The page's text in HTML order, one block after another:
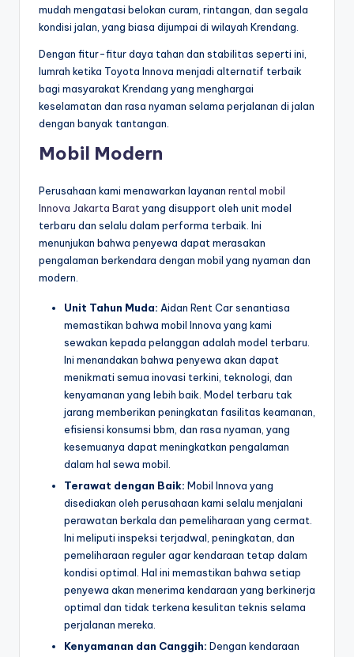
mudah mengatasi belokan curam, rintangan, dan segala
kondisi jalan, yang biasa dijumpai di wilayah Krendang.
Dengan fitur-fitur daya tahan dan stabilitas seperti ini,
lumrah ketika Toyota Innova menjadi alternatif terbaik
bagi masyarakat Krendang yang menghargai
keselamatan dan rasa nyaman selama perjalanan di jalan
dengan banyak tantangan.
Mobil Modern
Perusahaan kami menawarkan layanan rental mobil
Innova Jakarta Baratyang disupport oleh unit model
terbaru dan selalu dalam performa terbaik. Ini
menunjukan bahwa penyewa dapat merasakan
pengalaman berkendara dengan mobil yang nyaman dan
modern.
Unit Tahun Muda: Aidan Rent Car senantiasa
memastikan bahwa mobil Innova yang kami
sewakan kepada pelanggan adalah model terbaru.
Ini menandakan bahwa penyewa akan dapat
menikmati semua inovasi terkini, teknologi, dan
kenyamanan yang lebih baik. Model terbaru tak
jarang memberikan peningkatan fasilitas keamanan,
efisiensi konsumsi bbm, dan rasa nyaman, yang
kesemuanya dapat meningkatkan pengalaman
dalam hal sewa mobil.
Terawat dengan Baik: Mobil Innova yang
disediakan oleh perusahaan kami selalu menjalani
perawatan berkala dan pemeliharaan yang cermat.
Ini meliputi inspeksi terjadwal, peningkatan, dan
pemeliharaan reguler agar kendaraan tetap dalam
kondisi optimal. Hal ini memastikan bahwa setiap
penyewa akan menerima kendaraan yang berkinerja
optimal dan tidak terkena kesulitan teknis selama
perjalanan mereka.
Kenyamanan dan Canggih: Dengan kendaraan